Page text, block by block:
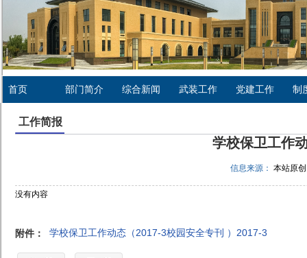
首页 部门简介 综合新闻 武装工作 党建工作 制
工作简报
学校保卫工作
信息来源： 本站原
没有内容
附件： 学校保卫工作动态（2017-3校园安全专刊 ）2017-3